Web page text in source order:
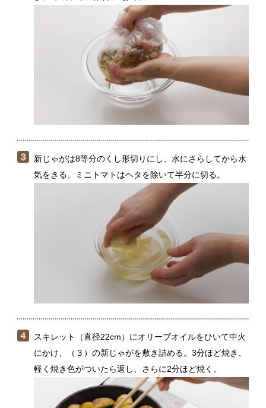
新じゃがは8等分のくし形切りにし、水にさらしてから水
気をきる。ミニトマトはヘタを除いて半分に切る。
スキレット（直径22cm）にオリーブオイルをひいて中火
にかけ、（３）の新じゃがを敷き詰める。3分ほど焼き、
軽く焼き色がついたら返し、さらに2分ほど焼く。
（２）の豚肉をのせて、できるだけ肉同士が重ならない
ようにする。フタをして6分ほど弱火で蒸す。